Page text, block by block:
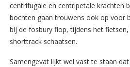
centrifugale en centripetale krachten
bochten gaan trouwens ook op voor
bij de fosbury flop, tijdens het
shorttrack schaatsen.
Samengevat lijkt wel vast te staan